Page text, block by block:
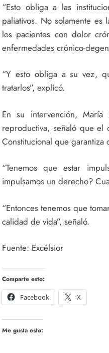
“Esto obliga a las
paliativos. No solamente
los pacientes con dolor
enfermedades crónico-
“Y esto obliga a su vez,
tratarlos”, explicó.
En su intervención,
reproductiva, señaló que
Constitucional que garantiza
“Tenemos que estar
impulsamos un derecho?
“Entonces tenemos que
calidad de vida”, señaló.
Fuente: Excélsior
Comparte esto:
Facebook
X
Me gusta esto: